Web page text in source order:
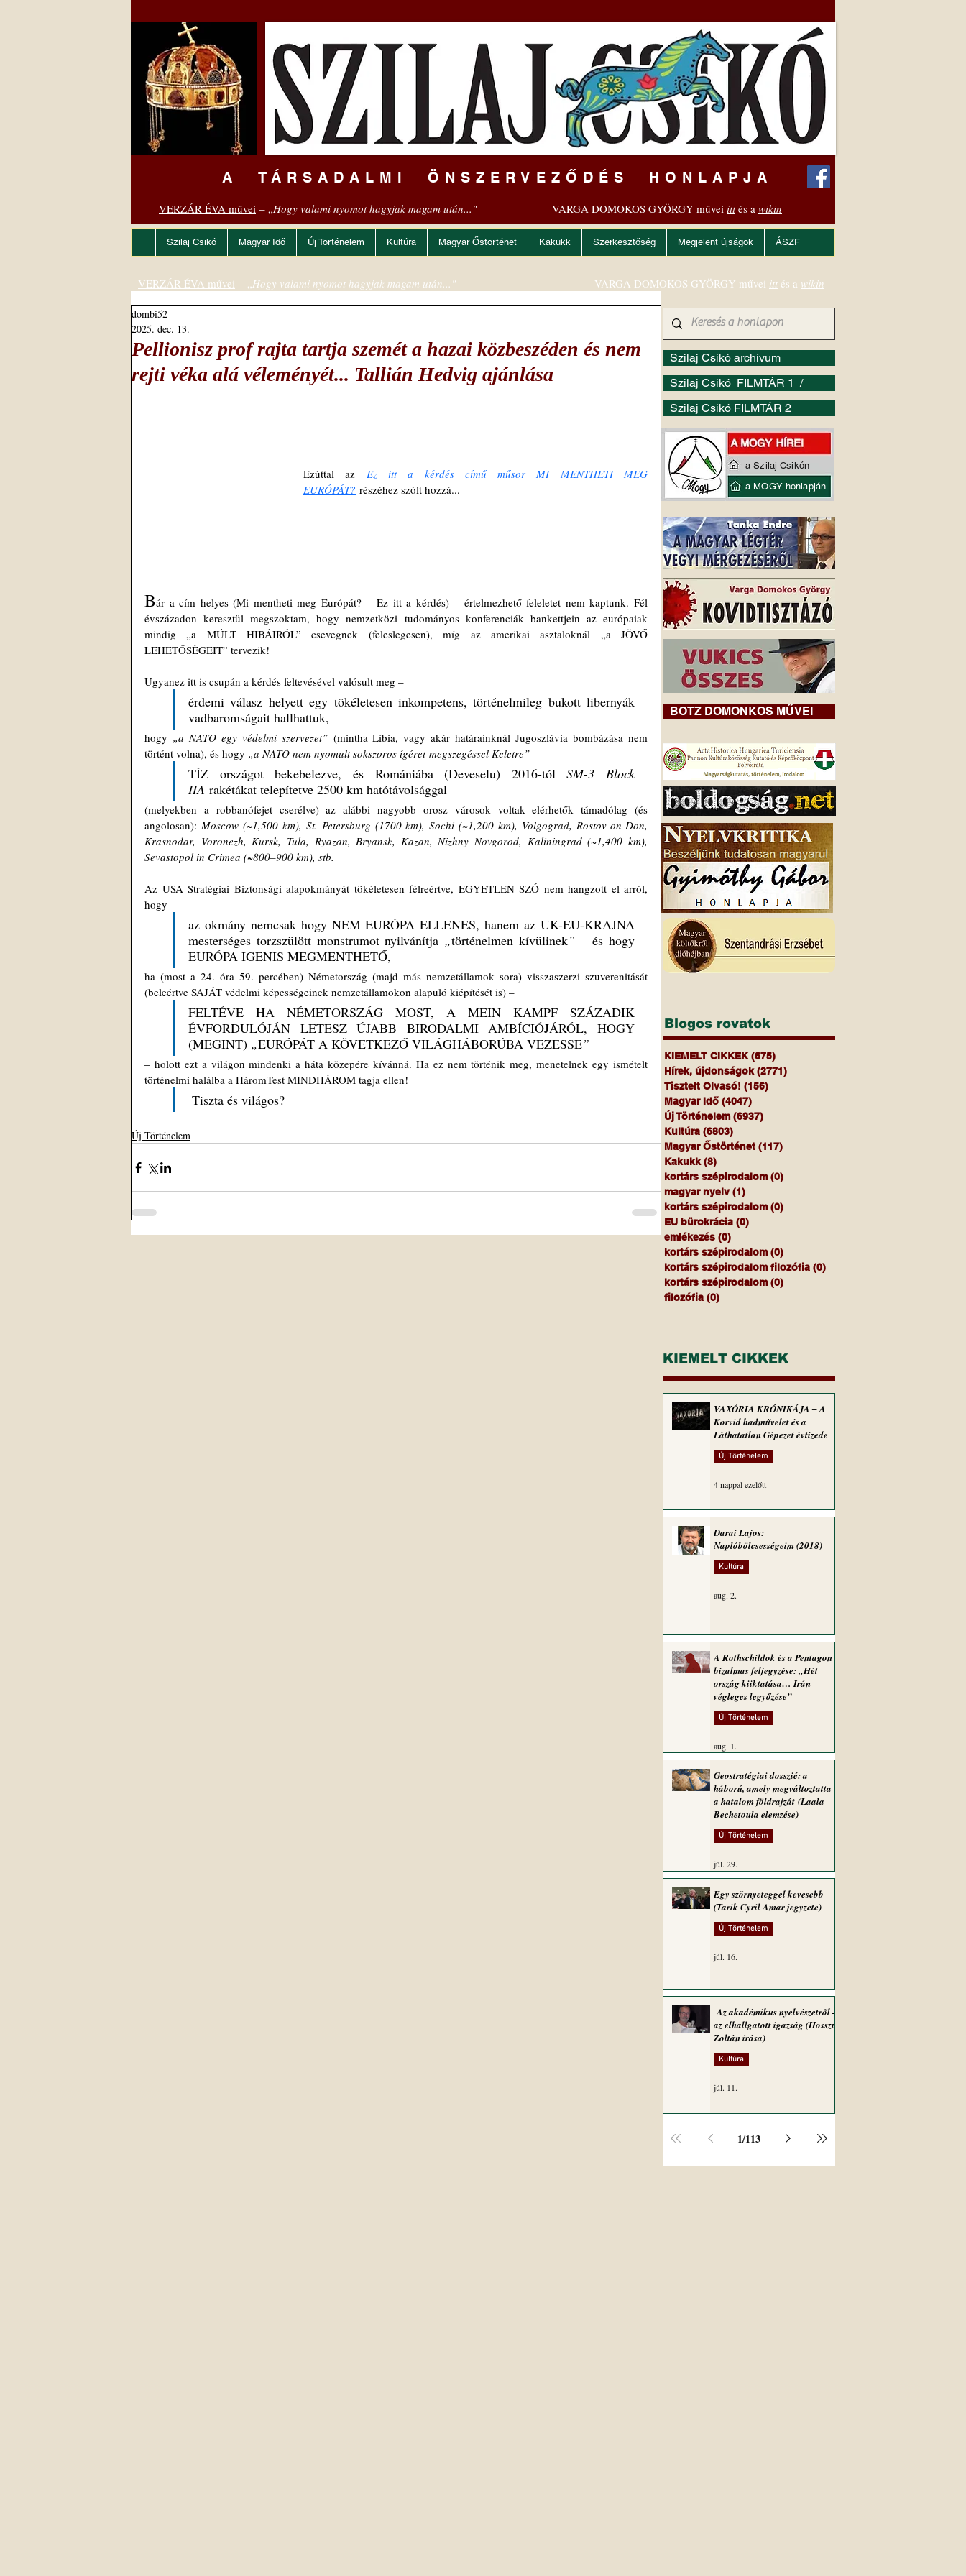
A TÁRSADALMI ÖNSZERVEZŐDÉS HONLAPJA
VERZÁR ÉVA művei – „Hogy valami nyomot hagyjak magam után..." VARGA DOMOKOS GYÖRGY művei ittés a wikin
Szilaj Csikó Magyar Idő Új Történelem Kultúra Magyar Őstörténet Kakukk Szerkesztőség Megjelent újságok ÁSZF
Pellionisz prof rajta tartja szemét a hazai közbeszéden és nem
rejti véka alá véleményét... Tallián Hedvig ajánlása
dombi52
2025. dec. 13.
Ezúttal az Ez itt a kérdés című műsor MI MENTHETI MEG
EURÓPÁT? részéhez szólt hozzá...
Bár a cím helyes (Mi mentheti meg Európát? – Ez itt a kérdés) – értelmezhető feleletet nem kaptunk. Fél
évszázadon keresztül megszoktam, hogy nemzetközi tudományos konferenciák bankettjein az európaiak
mindig „a MÚLT HIBÁIRÓL” csevegnek (feleslegesen), míg az amerikai asztaloknál „a JÖVŐ
LEHETŐSÉGEIT” tervezik!
Ugyanez itt is csupán a kérdés feltevésével valósult meg –
érdemi válasz helyett egy tökéletesen inkompetens, történelmileg bukott libernyák
vadbaromságait hallhattuk,
hogy „a NATO egy védelmi szervezet” (mintha Líbia, vagy akár határainknál Jugoszlávia bombázása nem
történt volna), és hogy „a NATO nem nyomult sokszoros ígéret-megszegéssel Keletre” –
TÍZ országot bekebelezve, és Romániába (Deveselu) 2016-tól SM-3 Block
IIA rakétákat telepítetve 2500 km hatótávolsággal
(melyekben a robbanófejet cserélve) az alábbi nagyobb orosz városok voltak elérhetők támadólag (és
angolosan): Moscow (~1,500 km), St. Petersburg (1700 km), Sochi (~1,200 km), Volgograd, Rostov-on-Don,
Krasnodar, Voronezh, Kursk, Tula, Ryazan, Bryansk, Kazan, Nizhny Novgorod, Kaliningrad (~1,400 km),
Sevastopol in Crimea (~800–900 km), stb.
Az USA Stratégiai Biztonsági alapokmányát tökéletesen félreértve, EGYETLEN SZÓ nem hangzott el arról,
hogy
az okmány nemcsak hogy NEM EURÓPA ELLENES, hanem az UK-EU-KRAJNA
mesterséges torzszülött monstrumot nyilvánítja „történelmen kívülinek” – és hogy
EURÓPA IGENIS MEGMENTHETŐ,
ha (most a 24. óra 59. percében) Németország (majd más nemzetállamok sora) visszaszerzi szuverenitását
(beleértve SAJÁT védelmi képességeinek nemzetállamokon alapuló kiépítését is) –
FELTÉVE HA NÉMETORSZÁG MOST, A MEIN KAMPF SZÁZADIK
ÉVFORDULÓJÁN LETESZ ÚJABB BIRODALMI AMBÍCIÓJÁRÓL, HOGY
(MEGINT) „EURÓPÁT A KÖVETKEZŐ VILÁGHÁBORÚBA VEZESSE”
‒ holott ezt a világon mindenki a háta közepére kívánná. Ha ez nem történik meg, menetelnek egy ismételt
történelmi halálba a HáromTest MINDHÁROM tagja ellen!
Tiszta és világos?
Új Történelem
Szilaj Csikó archívum
Szilaj Csikó FILMTÁR 1 /
Szilaj Csikó FILMTÁR 2
VERZÁR ÉVA művei – „Hogy valami nyomot hagyjak magam után..." VARGA DOMOKOS GYÖRGY művei itt és a wikin
BOTZ DOMONKOS MŰVEI
Blogos rovatok
KIEMELT CIKKEK (675)
Hírek, újdonságok (2771)
Tisztelt Olvasó! (156)
Magyar Idő (4047)
Új Történelem (6937)
Kultúra (6803)
Magyar Őstörténet (117)
Kakukk (8)
kortárs szépirodalom (0)
magyar nyelv (1)
kortárs szépirodalom (0)
EU bürokrácia (0)
emlékezés (0)
kortárs szépirodalom (0)
kortárs szépirodalom filozófia (0)
kortárs szépirodalom (0)
filozófia (0)
KIEMELT CIKKEK
VAXÓRIA KRÓNIKÁJA ‒ A
Korvid hadművelet és a
Láthatatlan Gépezet évtizede
Új Történelem
4 nappal ezelőtt
Darai Lajos:
Naplóbölcsességeim (2018)
Kultúra
aug. 2.
A Rothschildok és a Pentagon
bizalmas feljegyzése: „Hét
ország kiiktatása… Irán
végleges legyőzése”
Új Történelem
aug. 1.
Geostratégiai dosszié: a
háború, amely megváltoztatta
a hatalom földrajzát (Laala
Bechetoula elemzése)
Új Történelem
júl. 29.
Egy szörnyeteggel kevesebb
(Tarik Cyril Amar jegyzete)
Új Történelem
júl. 16.
Az akadémikus nyelvészetről –
az elhallgatott igazság (Hosszú
Zoltán írása)
Kultúra
júl. 11.
1/113
a Szilaj Csikón
a MOGY honlapján